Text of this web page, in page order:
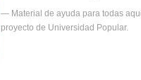
Material de ayuda para todas
proyecto de Universidad Popular.